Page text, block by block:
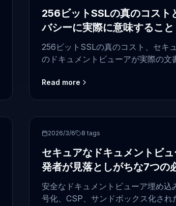
256ビットSSLの真のコスト
バシーに実際に意味すること
256ビットSSLの真のコスト、セキ
のドキュメントビューアが実際の文
Read more
front-end
2026/3/6 8 tags
セキュアなドキュメントビ
発者が見落としがちな7つの
安全なドキュメントビューア埋め
号化、CSP、サンドボックス化さ